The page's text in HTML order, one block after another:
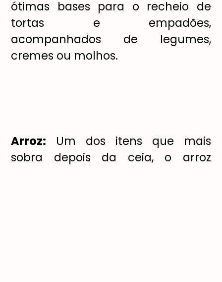
ótimas bases para o recheio de
tortas e empadões,
acompanhados de legumes,
cremes ou molhos.
Arroz: Um dos itens que mais
sobra depois da ceia, o arroz